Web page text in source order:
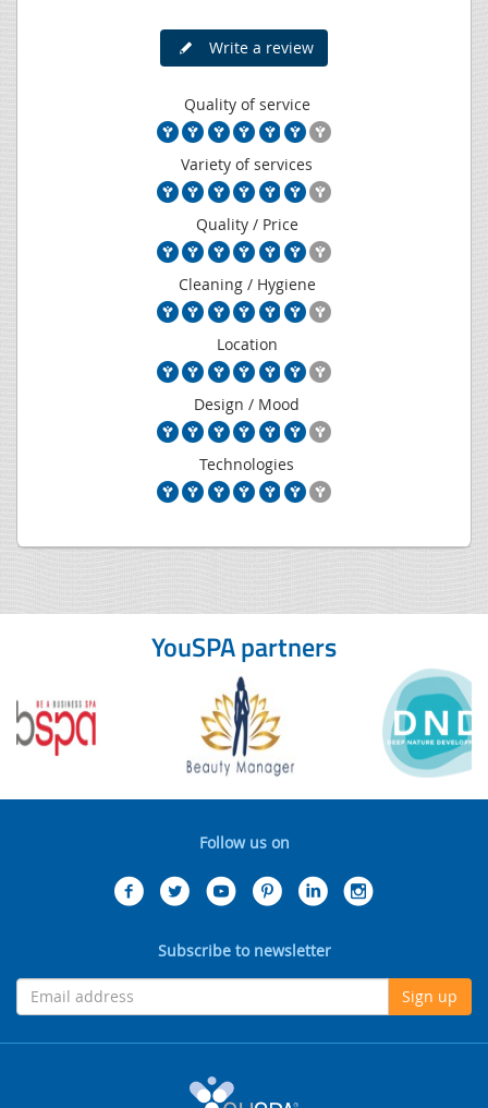
Write a review
Quality of service
Variety of services
Quality / Price
Cleaning / Hygiene
Location
Design / Mood
Technologies
YouSPA partners
Follow us on
Subscribe to newsletter
Sign up